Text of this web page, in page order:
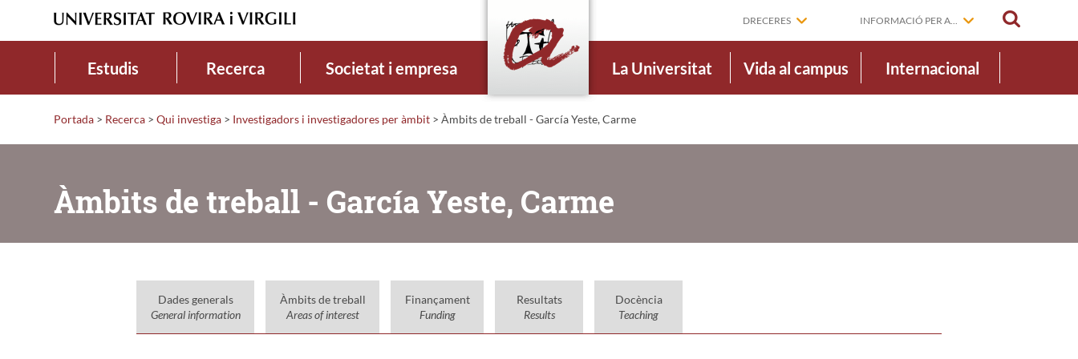
DRECERES INFORMACIÓ PER A...
Estudis Recerca Societat i empresa La Universitat Vida al campus Internacional
Portada > Recerca > Qui investiga > Investigadors i investigadores per àmbit > Àmbits de treball - García Yeste, Carme
Àmbits de treball - García Yeste, Carme
Dades generals
General information
Àmbits de treball
Areas of interest
Finançament
Funding
Resultats
Results
Docència
Teaching